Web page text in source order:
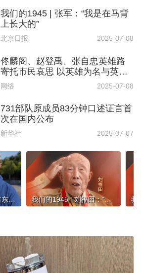
我们的1945 | 张军：“我是在马背
上长大的”
北京日报 2025-07-08
佟麟阁、赵登禹、张自忠英雄路
寄托市民哀思 以英雄为名与英雄
同行
网络 2025-07-08
731部队原成员83分钟口述证言首
次在国内公布
新华社 2025-07-07
中轴线隐秘角落｜故宫东边鲜为人知的普渡寺，为什么皇宫之外还能用金瓦？ 我们的1945 | 刘福田：“为咱百姓打出个亮堂堂的天”